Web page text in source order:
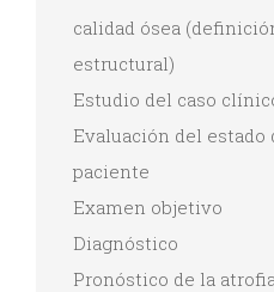
calidad ósea
estructural)
Estudio del caso
Evaluación del estado
paciente
Examen objetivo
Diagnóstico
Pronóstico de la